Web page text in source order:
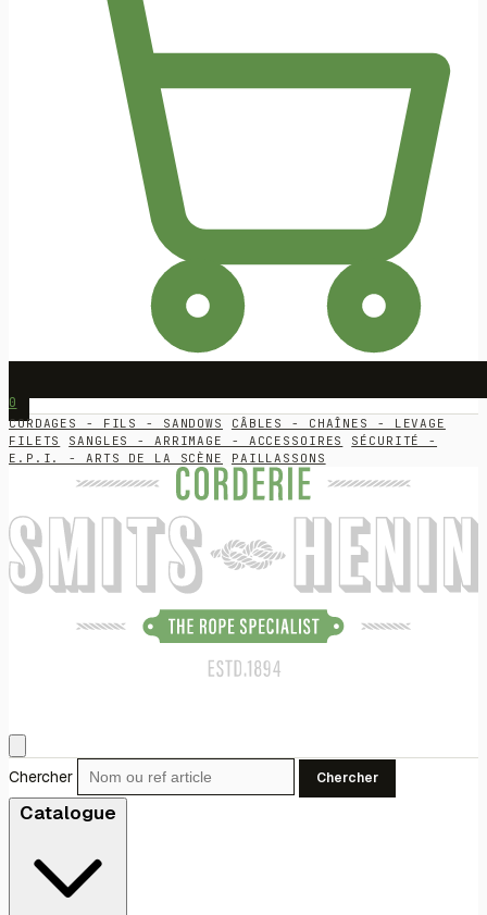
0
CORDAGES - FILS - SANDOWS
CÂBLES - CHAÎNES - LEVAGE
FILETS
SANGLES - ARRIMAGE - ACCESSOIRES
SÉCURITÉ -
E.P.I. - ARTS DE LA SCÈNE
PAILLASSONS
Chercher Chercher
Catalogue